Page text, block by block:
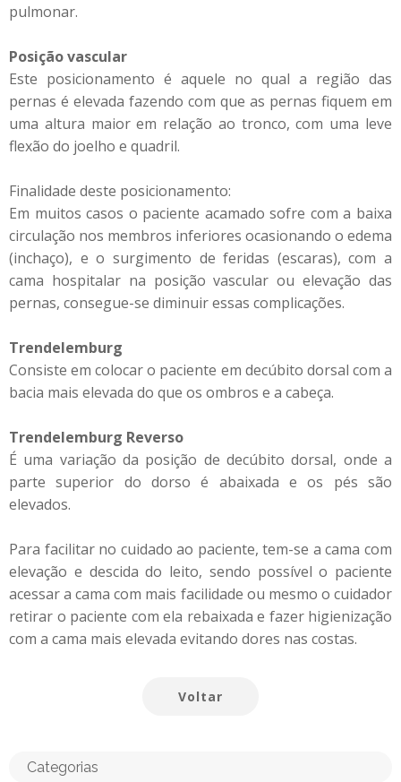
pulmonar.
Posição vascular
Este posicionamento é aquele no qual a região das
pernas é elevada fazendo com que as pernas fiquem em
uma altura maior em relação ao tronco, com uma leve
flexão do joelho e quadril.
Finalidade deste posicionamento:
Em muitos casos o paciente acamado sofre com a baixa
circulação nos membros inferiores ocasionando o edema
(inchaço), e o surgimento de feridas (escaras), com a
cama hospitalar na posição vascular ou elevação das
pernas, consegue-se diminuir essas complicações.
Trendelemburg
Consiste em colocar o paciente em decúbito dorsal com a
bacia mais elevada do que os ombros e a cabeça.
Trendelemburg Reverso
É uma variação da posição de decúbito dorsal, onde a
parte superior do dorso é abaixada e os pés são
elevados.
Para facilitar no cuidado ao paciente, tem-se a cama com
elevação e descida do leito, sendo possível o paciente
acessar a cama com mais facilidade ou mesmo o cuidador
retirar o paciente com ela rebaixada e fazer higienização
com a cama mais elevada evitando dores nas costas.
Voltar
Categorias